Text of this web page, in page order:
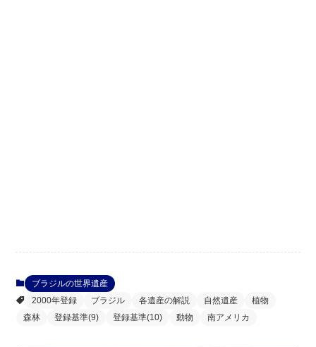
ブラジルの世界遺産
2000年登録
ブラジル 各遺産の解説 自然遺産
植物
森林
登録基準(9) 登録基準(10) 動物 南アメリカ